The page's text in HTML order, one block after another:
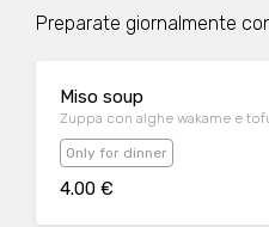
Preparate giornalmente
Miso soup
Zuppa con alghe wakame e
Only for dinner
4.00 €